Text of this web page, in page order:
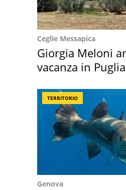
Ceglie Messapica
Giorgia Meloni
vacanza in
TERRITORIO
Genova